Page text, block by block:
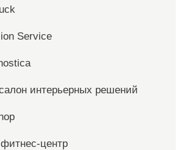
Service
интерьерных решений
центр